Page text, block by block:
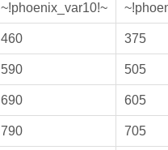
~!phoenix_var10!~
460 375
590 505
690 605
790 705